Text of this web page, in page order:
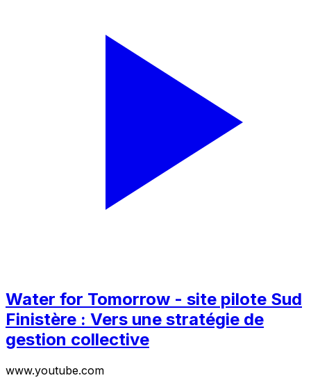
Water for Tomorrow - site pilote Sud
Finistère : Vers une stratégie de
gestion collective
www.youtube.com